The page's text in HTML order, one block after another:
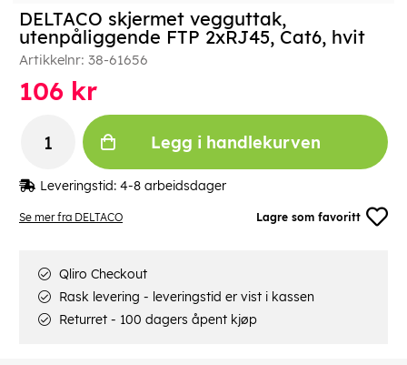
Se mer fra DELTACO Lagre som favoritt
DELTACO skjermet vegguttak,
utenpåliggende FTP 2xRJ45, Cat6, hvit
Artikkelnr: 38-61656
106 kr
Legg i handlekurven
Leveringstid: 4-8 arbeidsdager
Qliro Checkout
Rask levering - leveringstid er vist i kassen
Returret - 100 dagers åpent kjøp